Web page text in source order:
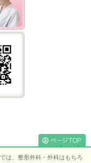
このページ
のTOPへ
は、整形外科・外科はもちろ